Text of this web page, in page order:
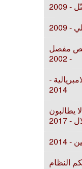
نص مفصل
- 2002
-
2014
يطالبون
2017
النظام